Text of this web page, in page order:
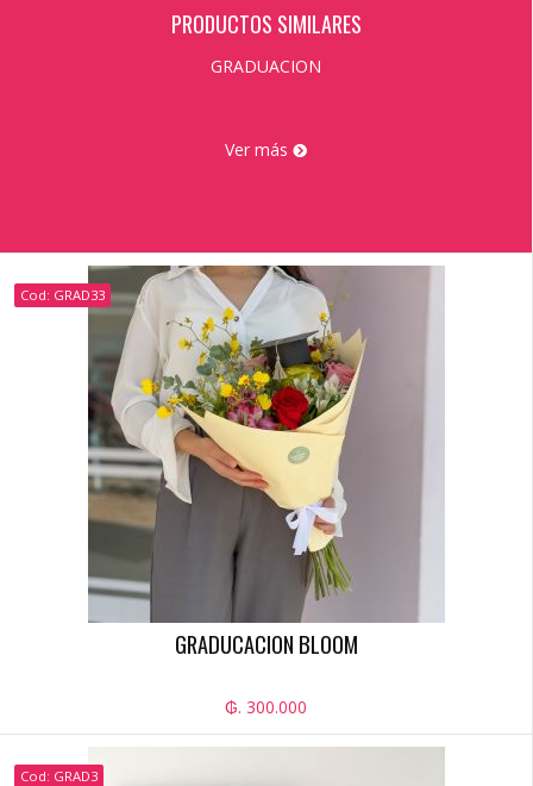
PRODUCTOS SIMILARES
GRADUACION
Ver más
Cod: GRAD33
GRADUCACION BLOOM
₲. 300.000
Cod: GRAD3